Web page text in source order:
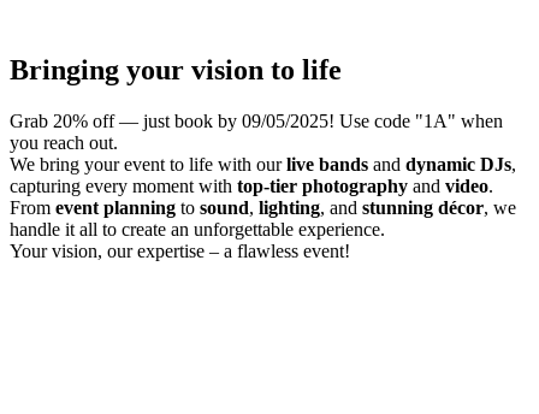
Bringing your vision to life
Grab 20% off — just book by 09/05/2025! Use code "1A" when
you reach out.
We bring your event to life with ourlive bands and dynamic DJs,
capturing every moment with top-tier photography and video.
From event planning to sound, lighting, and stunning décor, we
handle it all to create an unforgettable experience.
Your vision, our expertise – a flawless event!